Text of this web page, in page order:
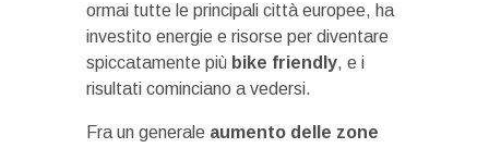
ormai tutte le principali città europee, ha
investito energie e risorse per diventare
spiccatamente più bike friendly, e i
risultati cominciano a vedersi.
Fra un generale aumento delle zone